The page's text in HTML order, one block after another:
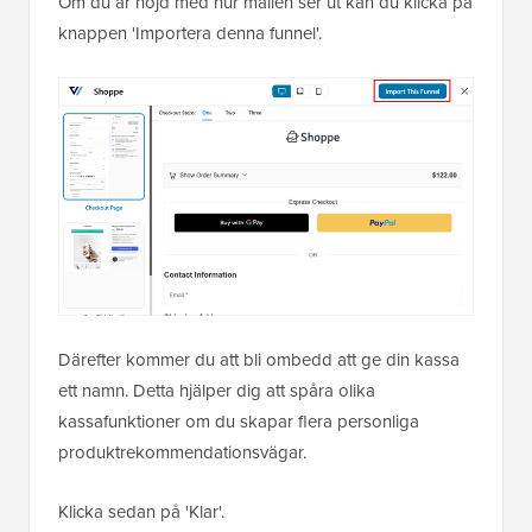
knappen 'Importera denna funnel'.
Därefter kommer du att bli ombedd att ge din kassa
ett namn. Detta hjälper dig att spåra olika
kassafunktioner om du skapar flera personliga
produktrekommendationsvägar.
Klicka sedan på 'Klar'.